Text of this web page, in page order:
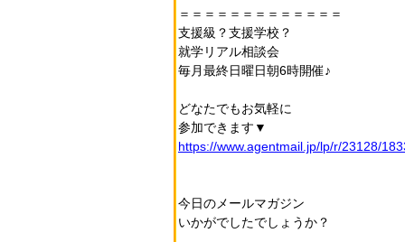
＝＝＝＝＝＝＝＝＝＝＝＝＝
支援級？支援学校？
就学リアル相談会
毎月最終日曜日朝6時開催♪
どなたでもお気軽に
参加できます▼
https://www.agentmail.jp/lp/r/23128/
今日のメールマガジン
いかがでしたでしょうか？